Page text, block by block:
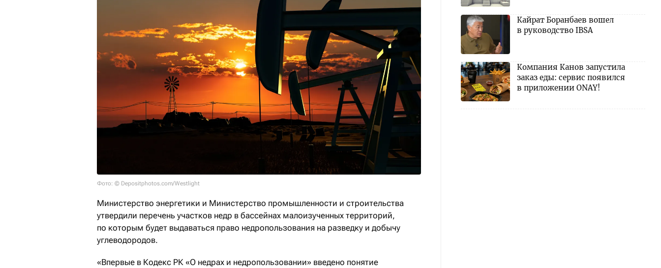
Фото: © Depositphotos.com/Westlight
Министерство энергетики и Министерство промышленности и строительства
утвердили перечень участков недр в бассейнах малоизученных территорий,
по которым будет выдаваться право недропользования на разведку и добычу
углеводородов.
«Впервые в Кодекс РК «О недрах и недропользовании» введено понятие
Кайрат Боранбаев вошел
в руководство IBSA
Компания Канов запустила
заказ еды: сервис появился
в приложении ONAY!